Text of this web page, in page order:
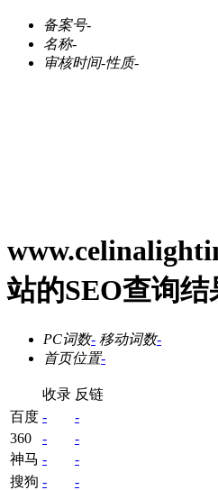
备案号-
名称-
审核时间-性质-
站的SEO查询结
PC词数- 移动词数-
首页位置-
收录 反链
百度 -
-
360
-
-
神马 -
-
搜狗 -
-